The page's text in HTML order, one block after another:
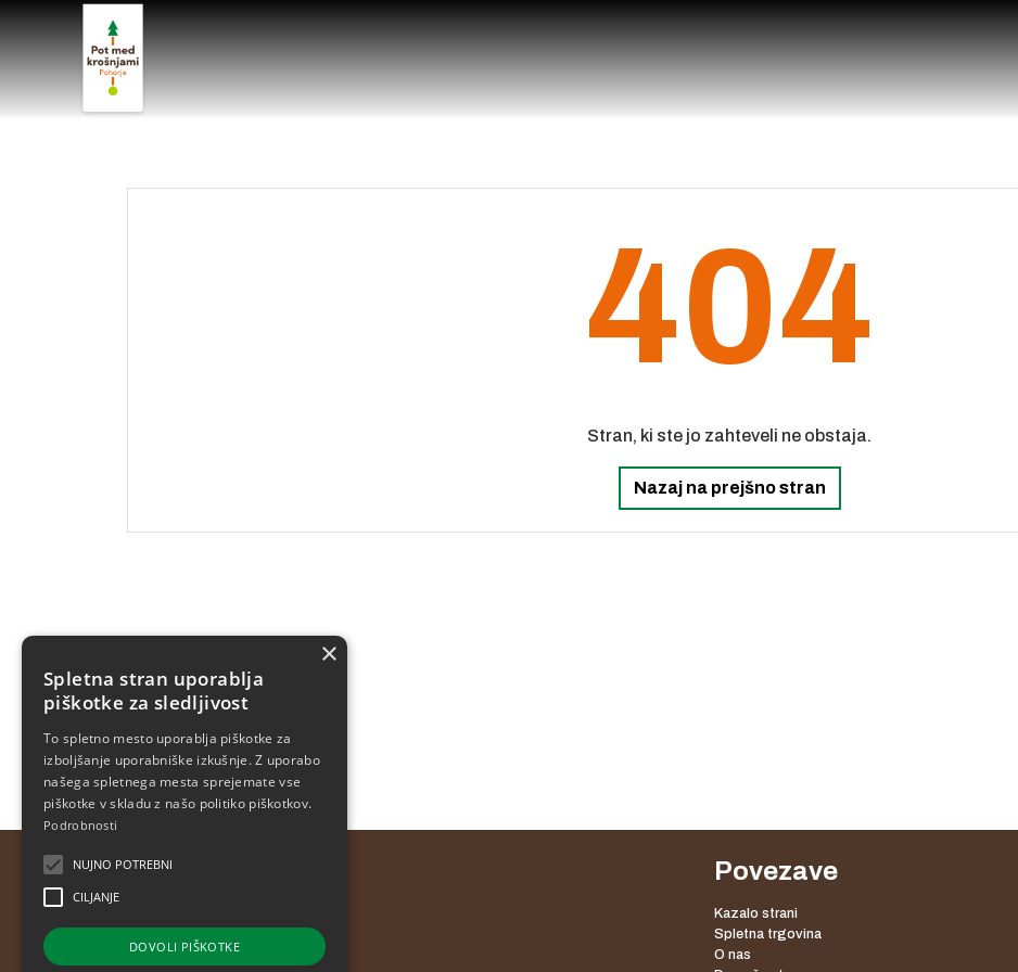
404
Stran, ki ste jo zahteveli ne obstaja.
Nazaj na prejšno stran
Kontakt
3214 ZREČE
Povezave
Kazalo strani
Spletna trgovina
O nas
×
Spletna stran uporablja
piškotke za sledljivost
To spletno mesto uporablja piškotke za
izboljšanje uporabniške izkušnje. Z uporabo
našega spletnega mesta sprejemate vse
piškotke v skladu z našo politiko piškotkov.
Podrobnosti
NUJNO POTREBNI
CILJANJE
DOVOLI PIŠKOTKE